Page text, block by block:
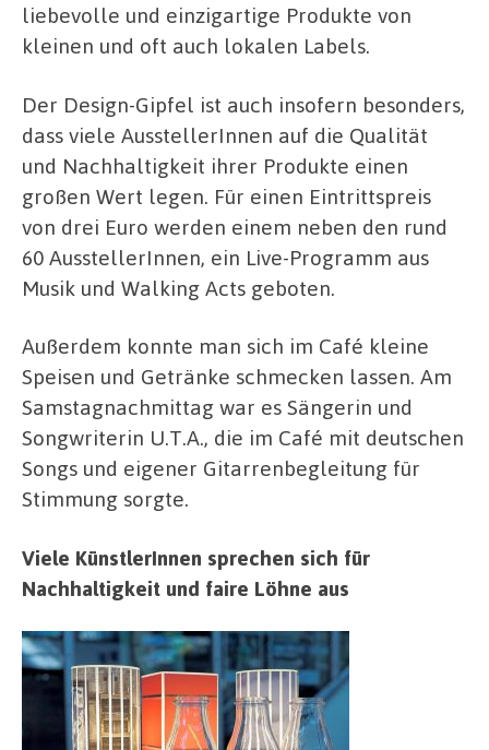
liebevolle und einzigartige Produkte von
kleinen und oft auch lokalen Labels.
Der Design-Gipfel ist auch insofern besonders,
dass viele AusstellerInnen auf die Qualität
und Nachhaltigkeit ihrer Produkte einen
großen Wert legen. Für einen Eintrittspreis
von drei Euro werden einem neben den rund
60 AusstellerInnen, ein Live-Programm aus
Musik und Walking Acts geboten.
Außerdem konnte man sich im Café kleine
Speisen und Getränke schmecken lassen. Am
Samstagnachmittag war es Sängerin und
Songwriterin U.T.A., die im Café mit deutschen
Songs und eigener Gitarrenbegleitung für
Stimmung sorgte.
Viele KünstlerInnen sprechen sich für
Nachhaltigkeit und faire Löhne aus